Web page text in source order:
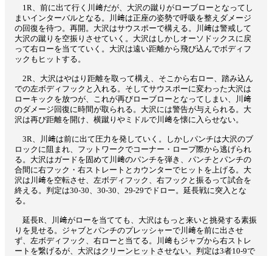
1R、前に出て行く川﨑だが、大沢の蹴りがローブローとなってし
まいインターバルとなる。川﨑は正座の姿勢で呼吸を整えダメージ
の回復を待つ。再開。大沢はサウスポーで構える。川﨑は警戒して
大沢の蹴りを空振りさせていく。大沢はしかしオーソドックスに戻
って右ローを当てていく。大沢は遠い距離から飛び込んでボディフ
ックもヒットする。
2R、大沢はやはり距離を取って構え、そこから右ロー、踏み込ん
での左ボディフックと入れる。そしてサウスポーに変わった大沢は
ローキックを放つが、これが再びローブローとなってしまい、川﨑
のダメージ回復に時間が取られる。大沢には警告が与えられる。大
沢は再び距離を開け、横蹴りやミドルで川﨑を懐に入らせない。
3R、川﨑は前に出て圧力を発していく。しかしパンチは大沢のブ
ロックに阻まれ、フットワークでコーナー・ロープ際から逃げられ
る。大沢はガードを固めて川﨑のパンチを弾き、パンチとパンチの
合間に右フック・右ストレートとカウンターでヒットを上げる。大
沢は川﨑を空転させ、左ボディフック、右フックと振るって試合を
終える。判定は30-30、30-30、29-29でドロー。延長戦に突入とな
る。
延長R、川﨑がローを当てても、大沢はもっと来いと挑発する素振
りを見せる。ジャブとパンチのプレッシャーで川﨑を前に出させ
ず、左ボディフック、右ローと当てる。川﨑もジャブから右ストレ
ートを繋げるが、大沢はクリーンヒットさせない。判定は3者10-9で